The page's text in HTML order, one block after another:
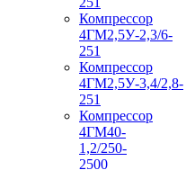
Компрессор
4ГМ2,5У-2,3/6-
251
Компрессор
4ГМ2,5У-3,4/2,8-
251
Компрессор
4ГМ40-
1,2/250-
2500